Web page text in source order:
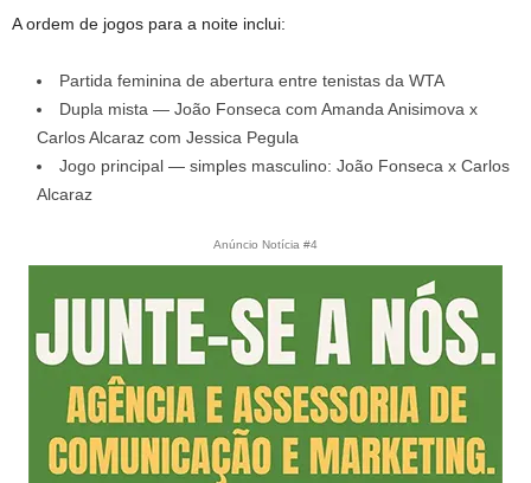
A ordem de jogos para a noite inclui:
Partida feminina de abertura entre tenistas da WTA
Dupla mista — João Fonseca com Amanda Anisimova x
Carlos Alcaraz com Jessica Pegula
Jogo principal — simples masculino: João Fonseca x Carlos
Alcaraz
Anúncio Notícia #4